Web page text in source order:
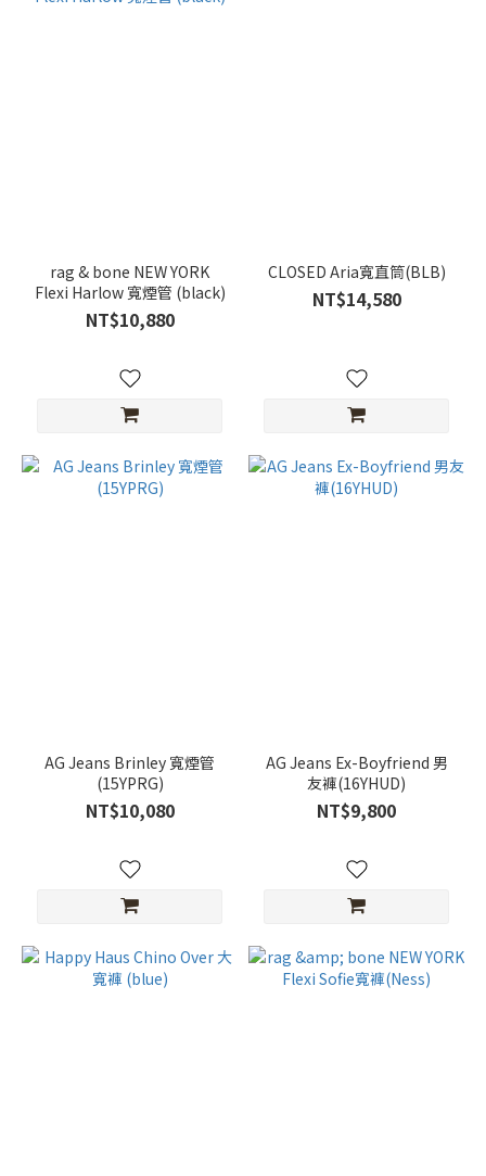
rag & bone NEW YORK
Flexi Harlow 寬煙管 (black)
NT$10,880
CLOSED Aria寬直筒(BLB)
NT$14,580
AG Jeans Brinley 寬煙管
(15YPRG)
NT$10,080
AG Jeans Ex-Boyfriend 男
友褲(16YHUD)
NT$9,800